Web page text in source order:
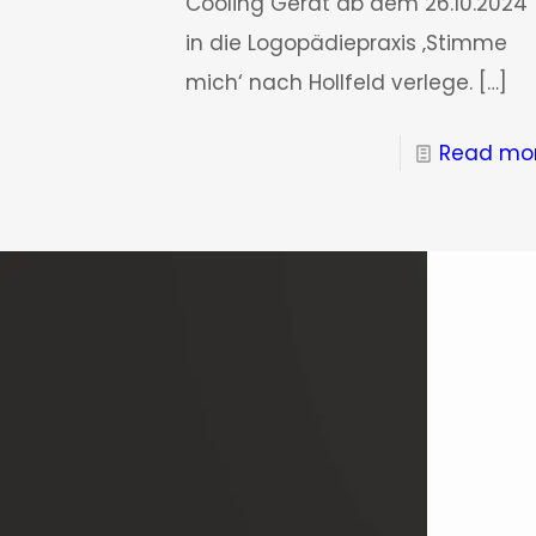
in die Logopädiepraxis ‚Stimme
mich‘ nach Hollfeld verlege.[…]
Read